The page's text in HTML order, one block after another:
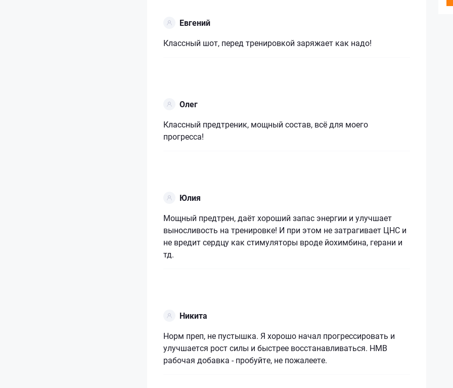
Евгений
Классный шот, перед тренировкой заряжает как надо!
Олег
Классный предтреник, мощный состав, всё для моего
прогресса!
Юлия
Мощный предтрен, даёт хороший запас энергии и улучшает
выносливость на тренировке! И при этом не затрагивает ЦНС и
не вредит сердцу как стимуляторы вроде йохимбина, герани и
тд.
Никита
Норм преп, не пустышка. Я хорошо начал прогрессировать и
улучшается рост силы и быстрее восстанавливаться. НМВ
рабочая добавка - пробуйте, не пожалеете.